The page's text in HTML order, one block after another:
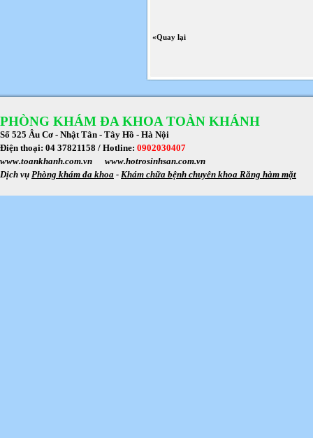
«Quay lại
PHÒNG KHÁM ĐA KHOA TOÀN KHÁNH
Số 525 Âu Cơ - Nhật Tân - Tây Hồ - Hà Nội
Điện thoại: 04 37821158 / Hotline: 0902030407
www.toankhanh.com.vn www.hotrosinhsan.com.vn
Dịch vụ Phòng khám đa khoa - Khám chữa bệnh chuyên khoa Răng hàm mặt